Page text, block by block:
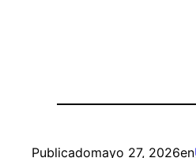
Publicadomayo 27, 2026en